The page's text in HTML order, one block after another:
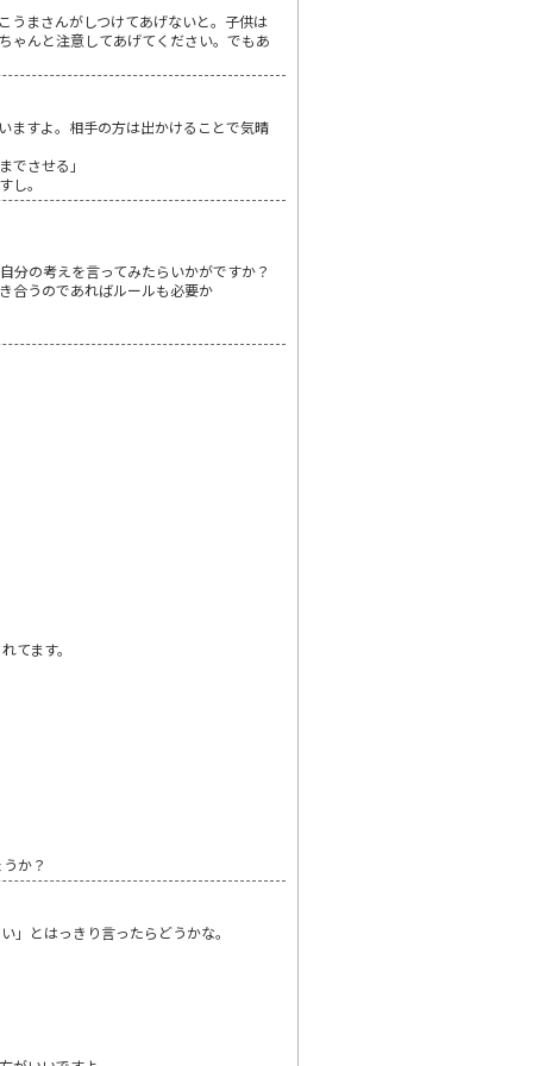
うまさんがしつけてあげないと。子供は
ゃんと注意してあげてください。でもあ
ますよ。相手の方は出かけることで気晴
させる」
し。
分の考えを言ってみたらいかがですか？
合うのであればルールも必要か
てます。
か？
とはっきり言ったらどうかな。